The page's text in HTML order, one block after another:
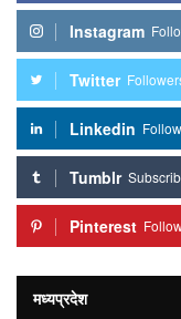
Instagram
Twitter
Linkedin
Tumblr
Pinterest
मध्यप्रदेश